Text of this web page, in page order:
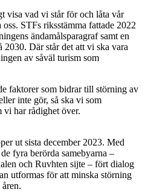
visa vad vi står för och låta vår
STFs riksstämma fattade 2022
ändamålsparagraf samt en
Där står det att vi ska vara
av såväl turism som
faktorer som bidrar till störning av
inte gör, så ska vi som
vi har rådighet över.
ut sista december 2023. Med
fyra berörda samebyarna –
och Ruvhten sijte – fört dialog
utformas för att minska störning